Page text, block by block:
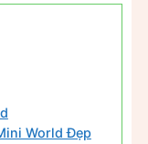
World Đẹp